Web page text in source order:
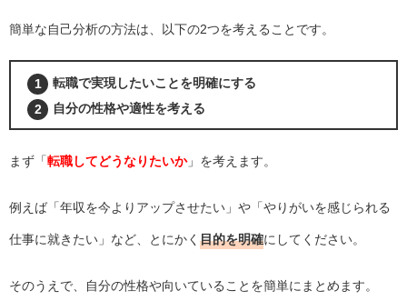
簡単な自己分析の方法は、以下の2つを考えることです。
転職で実現したいことを明確にする
自分の性格や適性を考える
まず「転職してどうなりたいか」を考えます。
例えば「年収を今よりアップさせたい」や「やりがいを感じられる
仕事に就きたい」など、とにかく 目的を明確にしてください。
そのうえで、自分の性格や向いていることを簡単にまとめます。